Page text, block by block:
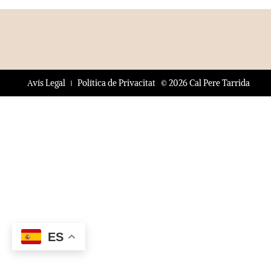
© 2026 Cal Pere Tarrida
Avís Legal Política de Privacitat
ES